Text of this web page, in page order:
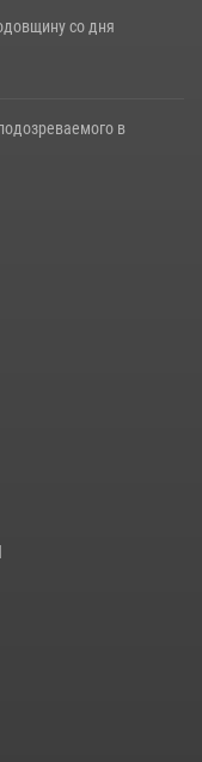
со дня
в